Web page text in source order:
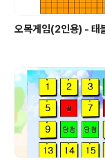
오목게임(2인용) - 태